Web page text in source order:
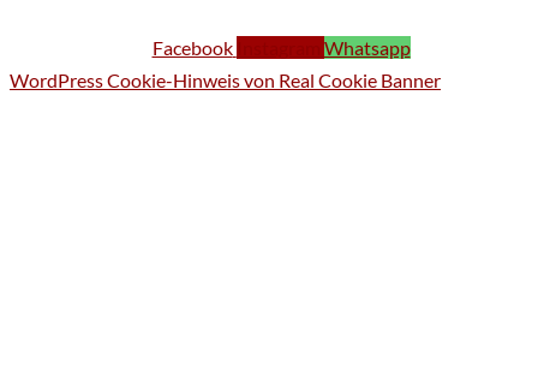
Facebook
Whatsapp
WordPress Cookie-Hinweis von Real Cookie Banner